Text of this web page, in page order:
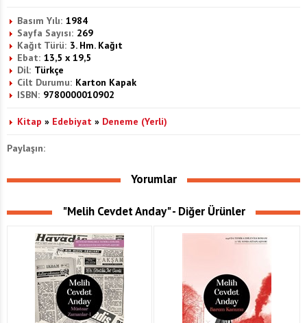
Basım Yılı: 1984
Sayfa Sayısı: 269
Kağıt Türü: 3. Hm. Kağıt
Ebat: 13,5 x 19,5
Dil: Türkçe
Cilt Durumu: Karton Kapak
ISBN: 9780000010902
Kitap » Edebiyat » Deneme (Yerli)
Paylaşın:
Yorumlar
"Melih Cevdet Anday" - Diğer Ürünler